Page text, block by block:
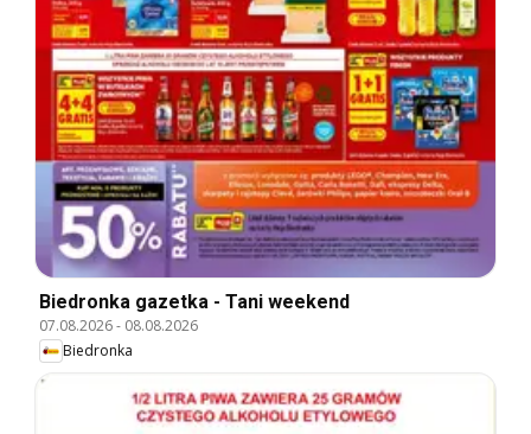
Biedronka gazetka - Tani weekend
07.08.2026- 08.08.2026
Biedronka